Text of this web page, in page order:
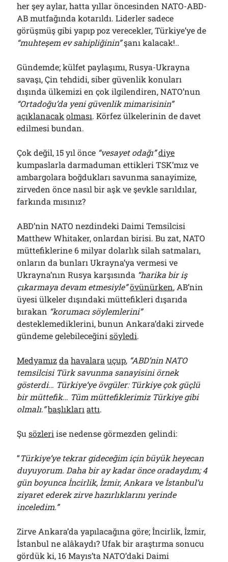
her şey aylar, hatta yıllar öncesinden NATO-ABD-
AB mutfağında kotarıldı. Liderler sadece
görüşmüş gibi yapıp poz verecekler, Türkiye’ye de
“muhteşem ev sahipliğinin”şanı kalacak!..
Gündemde; külfet paylaşımı, Rusya-Ukrayna
savaşı, Çin tehdidi, siber güvenlik konuları
dışında ülkemizi en çok ilgilendiren, NATO’nun
“Ortadoğu’da yeni güvenlik mimarisinin”
açıklanacak olması. Körfez ülkelerinin de davet
edilmesi bundan.
Çok değil, 15 yıl önce “vesayet odağı”diye
kumpaslarla darmaduman ettikleri TSK’mız ve
ambargolara boğdukları savunma sanayimize,
zirveden önce nasıl bir aşk ve şevkle sarıldılar,
farkında mısınız?
ABD’nin NATO nezdindeki Daimi Temsilcisi
Matthew Whitaker, onlardan birisi. Bu zat, NATO
müttefiklerine 6 milyar dolarlık silah satmaları,
onların da bunları Ukrayna’ya vermesi ve
Ukrayna’nın Rusya karşısında “harika bir iş
çıkarmaya devam etmesiyle”övünürken, AB’nin
üyesi ülkeler dışındaki müttefikleri dışarıda
bırakan “korumacı söylemlerini”
desteklemediklerini, bunun Ankara’daki zirvede
gündeme gelebileceğinisöyledi.
Medyamızda havalara uçup, “ABD’nin NATO
temsilcisi Türk savunma sanayisini örnek
gösterdi… Türkiye’ye övgüler: Türkiye çok güçlü
bir müttefik… Tüm müttefiklerimiz Türkiye gibi
olmalı.”başlıkları attı.
Şusözleri ise nedense görmezden gelindi:
“Türkiye’ye tekrar gideceğim için büyük heyecan
duyuyorum. Daha bir ay kadar önce oradaydım; 4
gün boyunca İncirlik, İzmir, Ankara ve İstanbul’u
ziyaret ederek zirve hazırlıklarını yerinde
inceledim.”
Zirve Ankara’da yapılacağına göre; İncirlik, İzmir,
İstanbul ne alâkaydı? Ufak bir araştırma sonucu
gördük ki, 16 Mayıs’ta NATO’daki Daimi